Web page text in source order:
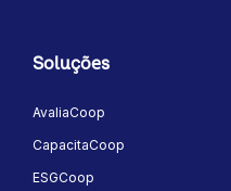
Soluções
AvaliaCoop
CapacitaCoop
ESGCoop